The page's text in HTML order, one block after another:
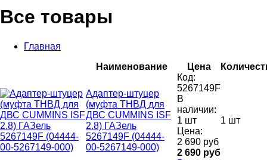
Все товары
Главная
Наименование
Цена
Адаптер-штуцер
(муфта ТНВД для
ДВС CUMMINS ISF
2.8) ГАЗель
5267149F (04444-
00-5267149-000)
Код:
5267149F
В
наличии:
1 шт
Цена:
2 690 руб
2 690 руб
1 шт